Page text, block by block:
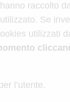
raccolto
Se
utilizzati
l’utente.